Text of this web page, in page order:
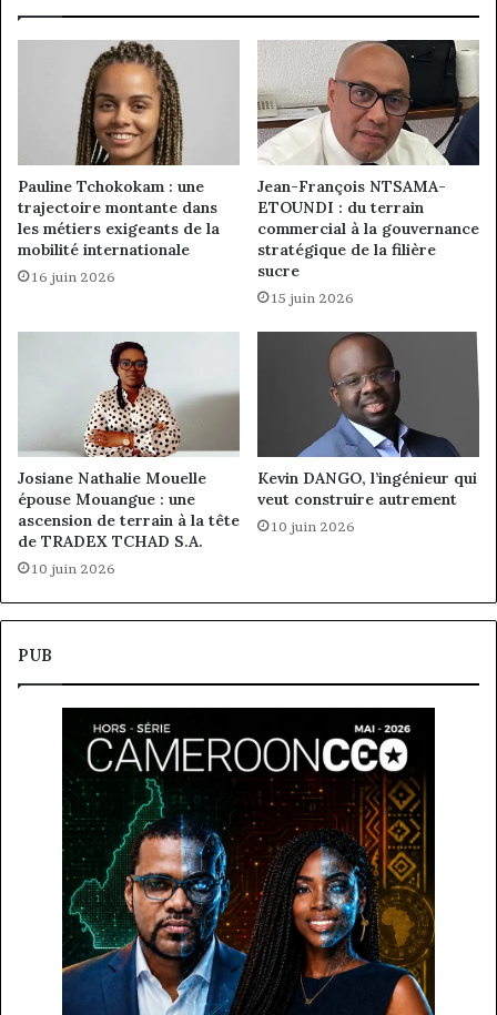
Pauline Tchokokam : une
trajectoire montante dans
les métiers exigeants de la
mobilité internationale
16 juin 2026
Jean-François NTSAMA-
ETOUNDI : du terrain
commercial à la gouvernance
stratégique de la filière
sucre
15 juin 2026
Josiane Nathalie Mouelle
épouse Mouangue : une
ascension de terrain à la tête
de TRADEX TCHAD S.A.
10 juin 2026
Kevin DANGO, l’ingénieur qui
veut construire autrement
10 juin 2026
PUB